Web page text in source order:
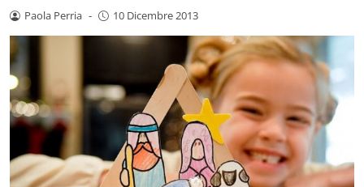
Paola Perria - 10 Dicembre 2013